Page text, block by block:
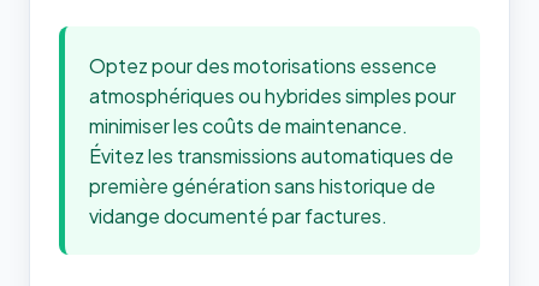
Optez pour des motorisations essence
atmosphériques ou hybrides simples pour
minimiser les coûts de maintenance.
Évitez les transmissions automatiques de
première génération sans historique de
vidange documenté par factures.